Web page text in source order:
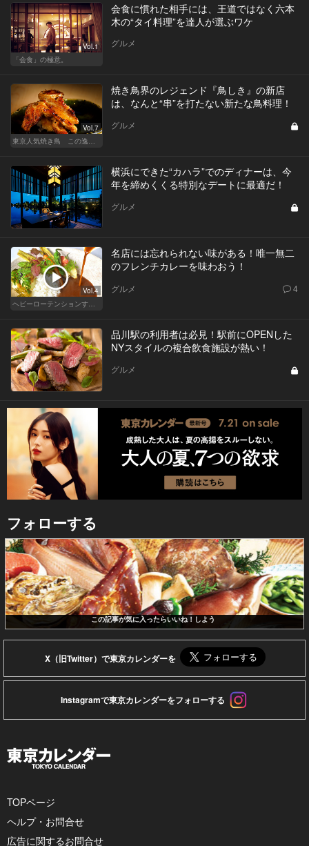
Vol.1
「会食」の極意。
会食に慣れた相手には、王道ではなく六本
木の“タイ料理”を達人が選ぶワケ
グルメ
Vol.7
焼き鳥界のレジェンド『鳥しき』の新店
は、なんと“串”を打たない新たな鳥料理！
グルメ
横浜にできた“カハラ”でのディナーは、今
年を締めくくる特別なデートに最適だ！
グルメ
Vol.4
名店には忘れられない味がある！唯一無二
のフレンチカレーを味わおう！
グルメ 4
品川駅の利用者は必見！駅前にOPENした
NYスタイルの複合飲食施設が熱い！
グルメ
フォローする
この記事が気に入ったらいいね！しよう
X（旧Twitter）で東京カレンダーを
Instagramで東京カレンダーをフォローする
TOPページ
ヘルプ・お問合せ
広告に関するお問合せ